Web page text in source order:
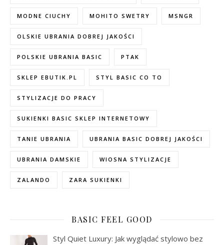
MODNE CIUCHY MOHITO SWETRY MSNGR
OLSKIE UBRANIA DOBREJ JAKOŚCI
POLSKIE UBRANIA BASIC PTAK
SKLEP EBUTIK.PL STYL BASIC CO TO
STYLIZACJE DO PRACY
SUKIENKI BASIC SKLEP INTERNETOWY
TANIE UBRANIA UBRANIA BASIC DOBREJ JAKOŚCI
UBRANIA DAMSKIE WIOSNA STYLIZACJE
ZALANDO ZARA SUKIENKI
BASIC FEEL GOOD
Styl Quiet Luxury: Jak wyglądać stylowo bez